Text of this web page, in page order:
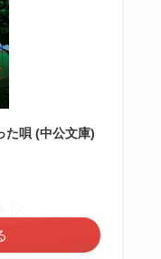
唄 (中公文庫)